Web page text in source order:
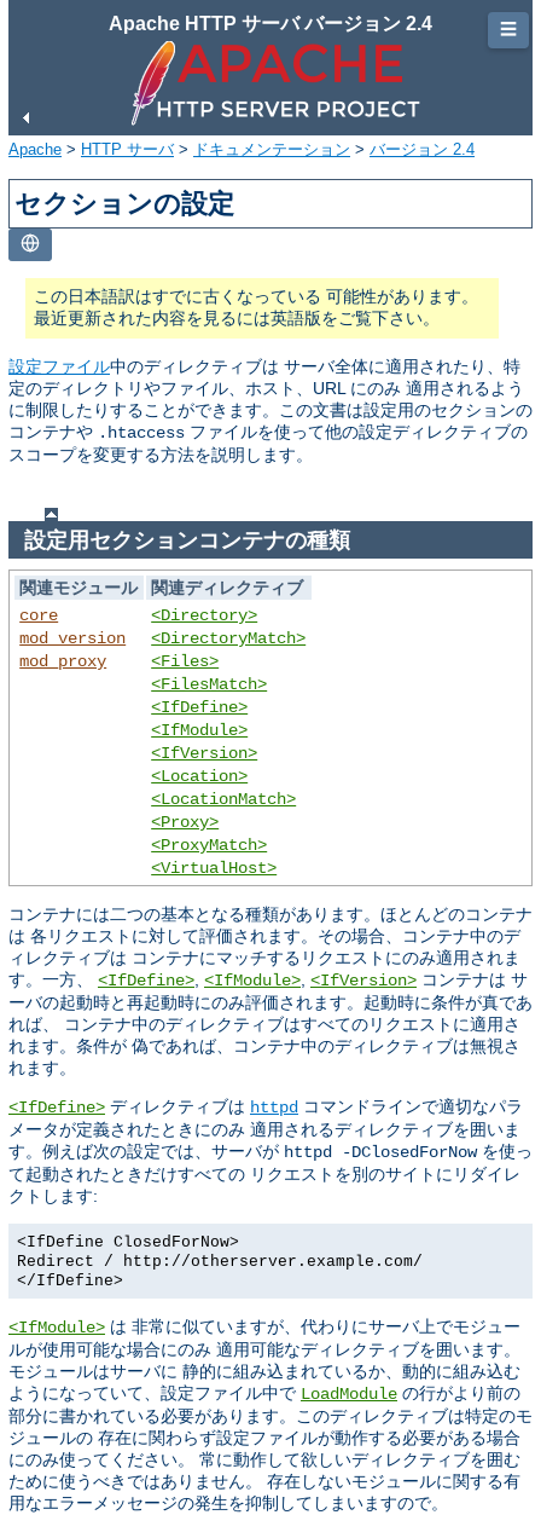
Apache HTTP サーバ バージョン 2.4
Apache > HTTP サーバ> ドキュメンテーション > バージョン 2.4
セクションの設定
この日本語訳はすでに古くなっている 可能性があります。
最近更新された内容を見るには英語版をご覧下さい。
設定ファイル中のディレクティブは サーバ全体に適用されたり、特
定のディレクトリやファイル、ホスト、URL にのみ 適用されるよう
に制限したりすることができます。この文書は設定用のセクションの
コンテナや .htaccess ファイルを使って他の設定ディレクティブの
スコープを変更する方法を説明します。
設定用セクションコンテナの種類
関連モジュール
関連ディレクティブ
core
mod_version
mod_proxy
<Directory>
<DirectoryMatch>
<Files>
<FilesMatch>
<IfDefine>
<IfModule>
<IfVersion>
<Location>
<LocationMatch>
<Proxy>
<ProxyMatch>
<VirtualHost>
コンテナには二つの基本となる種類があります。ほとんどのコンテナ
は 各リクエストに対して評価されます。その場合、コンテナ中のデ
ィレクティブは コンテナにマッチするリクエストにのみ適用されま
す。一方、 <IfDefine> <IfModule> <IfVersion> コンテナは サ
ーバの起動時と再起動時にのみ評価されます。起動時に条件が真であ
れば、 コンテナ中のディレクティブはすべてのリクエストに適用さ
れます。条件が 偽であれば、コンテナ中のディレクティブは無視さ
れます。
<IfDefine> ディレクティブは httpd コマンドラインで適切なパラ
メータが定義されたときにのみ 適用されるディレクティブを囲いま
す。例えば次の設定では、サーバが httpd -DClosedForNowを使っ
て起動されたときだけすべての リクエストを別のサイトにリダイレ
クトします:
<IfDefine ClosedForNow>
Redirect / http://otherserver.example.com/
</IfDefine>
<IfModule> は 非常に似ていますが、代わりにサーバ上でモジュー
ルが使用可能な場合にのみ 適用可能なディレクティブを囲います。
モジュールはサーバに 静的に組み込まれているか、動的に組み込む
ようになっていて、設定ファイル中で LoadModule の行がより前の
部分に書かれている必要があります。このディレクティブは特定のモ
ジュールの 存在に関わらず設定ファイルが動作する必要がある場合
にのみ使ってください。 常に動作して欲しいディレクティブを囲む
ために使うべきではありません。 存在しないモジュールに関する有
用なエラーメッセージの発生を抑制してしまいますので。
☰